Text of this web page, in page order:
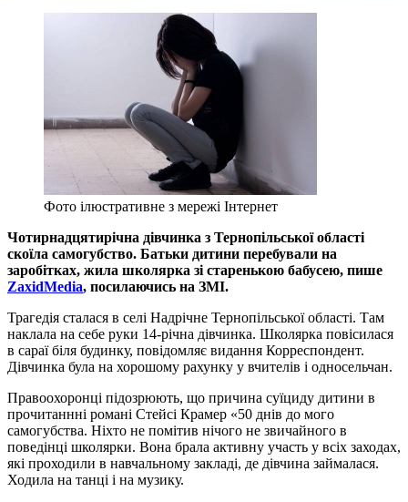
Фото ілюстративне з мережі Інтернет
Чотирнадцятирічна дівчинка з Тернопільської області
скоїла самогубство. Батьки дитини перебували на
заробітках, жила школярка зі старенькою бабусею, пише
ZaxidMediа, посилаючись на ЗМІ.
Трагедія сталася в селі Надрічне Тернопільської області. Там
наклала на себе руки 14-річна дівчинка. Школярка повісилася
в сараї біля будинку, повідомляє видання Корреспондент.
Дівчинка була на хорошому рахунку у вчителів і односельчан.
Правоохоронці підозрюють, що причина суїциду дитини в
прочитаннні романі Стейсі Крамер «50 днів до мого
самогубства. Ніхто не помітив нічого не звичайного в
поведінці школярки. Вона брала активну участь у всіх заходах,
які проходили в навчальному закладі, де дівчина займалася.
Ходила на танці і на музику.